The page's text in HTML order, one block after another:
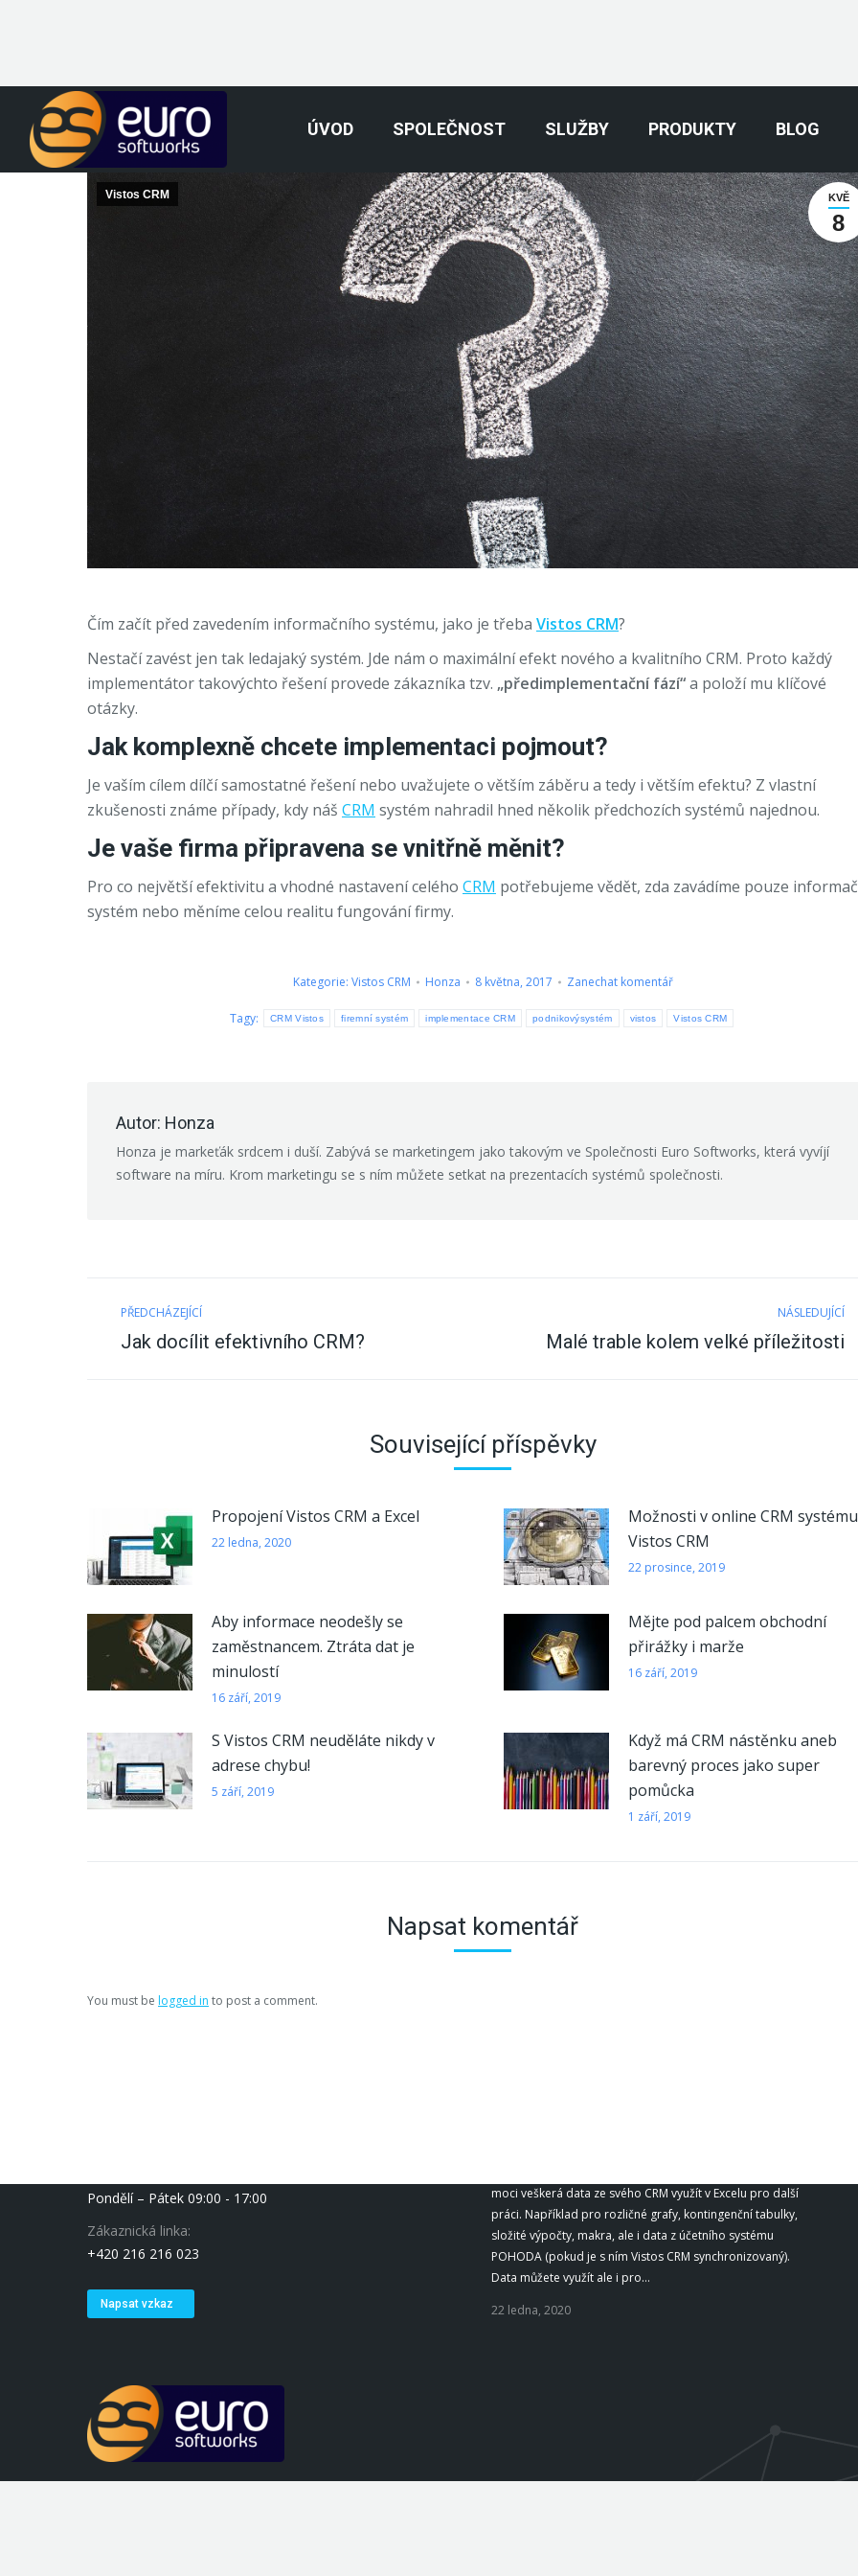
ÚVOD SPOLEČNOST SLUŽBY PRODUKTY BLOG
KVĚ
8
Vistos CRM
Čím začít před zavedením informačního systému, jako je třeba Vistos CRM?
Nestačí zavést jen tak ledajaký systém. Jde nám o maximální efekt nového a kvalitního CRM. Proto každý
implementátor takovýchto řešení provede zákazníka tzv. „předimplementační fází“a položí mu klíčové
otázky.
Jak komplexně chcete implementaci pojmout?
Je vaším cílem dílčí samostatné řešení nebo uvažujete o větším záběru a tedy i větším efektu? Z vlastní
zkušenosti známe případy, kdy náš CRM systém nahradil hned několik předchozích systémů najednou.
Je vaše firma připravena se vnitřně měnit?
Pro co největší efektivitu a vhodné nastavení celého CRM potřebujeme vědět, zda zavádíme pouze
systém nebo měníme celou realitu fungování firmy.
Kategorie: Vistos CRM Honza 8 května, 2017 Zanechat komentář
Tagy: CRM Vistos firemní systém implementace CRM podnikovýsystém vistos Vistos CRM
Autor: Honza
Honza je markeťák srdcem i duší. Zabývá se marketingem jako takovým ve Společnosti Euro Softworks, která vyvíjí
software na míru. Krom marketingu se s ním můžete setkat na prezentacích systémů společnosti.
Post
navigation
PŘEDCHÁZEJÍCÍ
Previous
Jak docílit efektivního CRM?
NÁSLEDUJÍCÍ
NextMalé trable kolem velké příležitosti
Související příspěvky
Propojení Vistos CRM a Excel
22 ledna, 2020
Možnosti v online CRM systému
Vistos CRM
22 prosince, 2019
Aby informace neodešly se
zaměstnancem. Ztráta dat je
minulostí
16 září, 2019
Mějte pod palcem obchodní
přirážky i marže
16 září, 2019
S Vistos CRM neuděláte nikdy v
adrese chybu!
5 září, 2019
Když má CRM nástěnku aneb
barevný proces jako super
pomůcka
1 září, 2019
Napsat komentář
You must be logged in to post a comment.
Pondělí – Pátek 09:00 - 17:00
Zákaznická linka:
+420 216 216 023
Napsat vzkaz
moci veškerá data ze svého CRM využít v Excelu pro další
práci. Například pro rozličné grafy, kontingenční tabulky,
složité výpočty, makra, ale i data z účetního systému
POHODA (pokud je s ním Vistos CRM synchronizovaný).
Data můžete využít ale i pro…
22 ledna, 2020